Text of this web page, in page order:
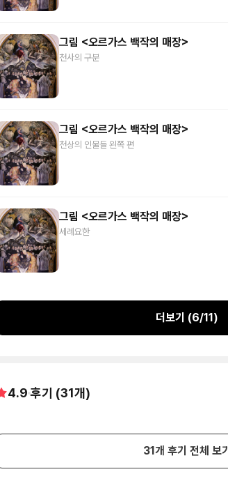
그림 <오르가스 백작의 매장>
천사의 구분
그림 <오르가스 백작의 매장>
천상의 인물들 왼쪽 편
그림 <오르가스 백작의 매장>
세례요한
더보기 (6/11)
4.9 후기 (31개)
31개 후기 전체 보기